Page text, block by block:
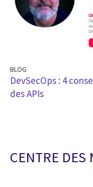
BLOG
DevSecOps : 4
des APIs
CENTRE DES